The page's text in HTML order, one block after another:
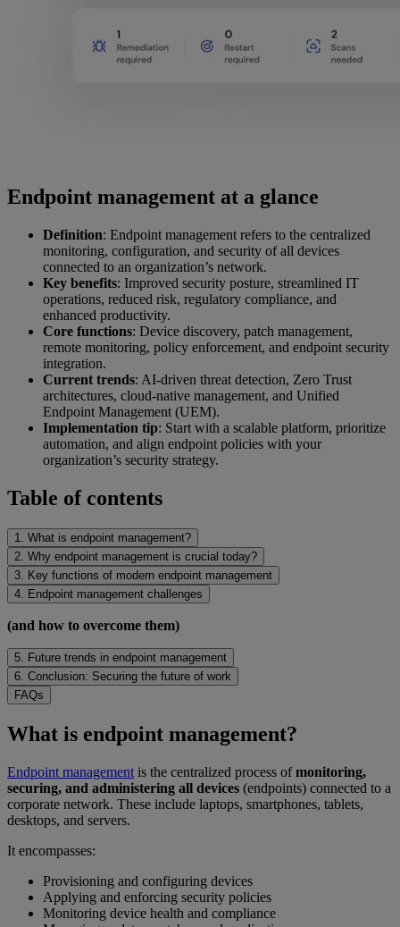
Endpoint management at a glance
Definition: Endpoint management refers to the centralized
monitoring, configuration, and security of all devices
connected to an organization’s network.
Key benefits: Improved security posture, streamlined IT
operations, reduced risk, regulatory compliance, and
enhanced productivity.
Core functions: Device discovery, patch management,
remote monitoring, policy enforcement, and endpoint security
integration.
Current trends: AI-driven threat detection, Zero Trust
architectures, cloud-native management, and Unified
Endpoint Management (UEM).
Implementation tip: Start with a scalable platform, prioritize
automation, and align endpoint policies with your
organization’s security strategy.
Table of contents
1. What is endpoint management?
2. Why endpoint management is crucial today?
3. Key functions of modern endpoint management
4. Endpoint management challenges
(and how to overcome them)
5. Future trends in endpoint management
6. Conclusion: Securing the future of work
FAQs
What is endpoint management?
Endpoint management is the centralized process ofmonitoring,
securing, and administering all devices (endpoints) connected to a
corporate network. These include laptops, smartphones, tablets,
desktops, and servers.
It encompasses:
Provisioning and configuring devices
Applying and enforcing security policies
Monitoring device health and compliance